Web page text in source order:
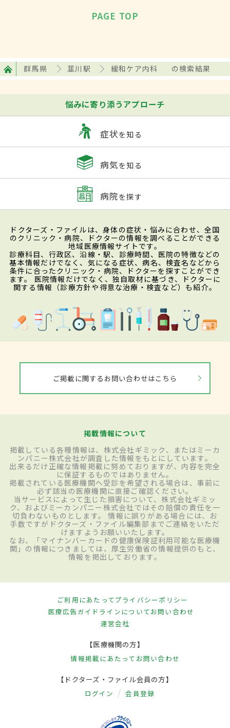
PAGE TOP
群馬県 韮川駅 緩和ケア内科 の検索結果
悩みに寄り添うアプローチ
症状を知る
病気を知る
病院を探す
ドクターズ・ファイルは、身体の症状・悩みに合わせ、全国
のクリニック・病院、ドクターの情報を調べることができる
地域医療情報サイトです。
診療科目、行政区、沿線・駅、診療時間、医院の特徴などの
基本情報だけでなく、気になる症状、病名、検査名などから
条件に合ったクリニック・病院、ドクターを探すことができ
ます。 医院情報だけでなく、独自取材に基づき、ドクターに
関する情報（診療方針や得意な治療・検査など）も紹介。
ご掲載に関するお問い合わせはこちら
掲載情報について
掲載している各種情報は、株式会社ギミック、またはミーカ
ンパニー株式会社が調査した情報をもとにしています。
出来るだけ正確な情報掲載に努めておりますが、内容を完全
に保証するものではありません。
掲載されている医療機関へ受診を希望される場合は、事前に
必ず該当の医療機関に直接ご確認ください。
当サービスによって生じた損害について、株式会社ギミッ
ク、およびミーカンパニー株式会社ではその賠償の責任を一
切負わないものとします。 情報に誤りがある場合には、お
手数ですがドクターズ・ファイル編集部までご連絡をいただ
けますようお願いいたします。
なお、「マイナンバーカードの健康保険証利用可能な医療機
関」の情報につきましては、厚生労働省の情報提供のもと、
情報を掲出しております。
ご利用にあたってプライバシーポリシー
医療広告ガイドラインについてお問い合わせ
運営会社
【医療機関の方】
情報掲載にあたって お問い合わせ
【ドクターズ・ファイル会員の方】
ログイン 会員登録